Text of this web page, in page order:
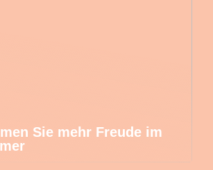
Sie mehr Freude im